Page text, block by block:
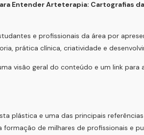
Entender Arteterapia: Cartografias
e profissionais da área por
prática clínica, criatividade e
visão geral do conteúdo e um link para
plástica e uma das principais
de milhares de profissionais e